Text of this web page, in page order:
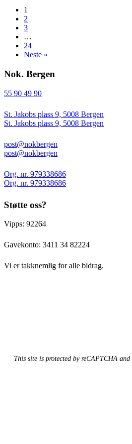
1
2
3
…
24
Neste »
Nok. Bergen
55 90 49 90
St. Jakobs plass 9, 5008 Bergen
St. Jakobs plass 9, 5008 Bergen
post@nokbergen
post@nokbergen
Org. nr. 979338686
Org. nr. 979338686
Støtte oss?
Vipps: 92264
Gavekonto: 3411 34 82224
Vi er takknemlig for alle bidrag.
This site is protected by reCAPTCHA